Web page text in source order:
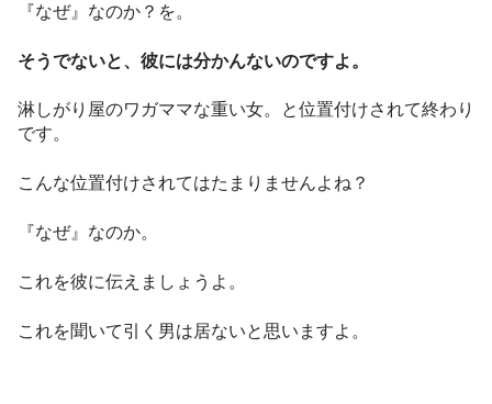
『なぜ』なのか？を。
そうでないと、彼には分かんないのですよ。
淋しがり屋のワガママな重い女。と位置付けされて終わり
です。
こんな位置付けされてはたまりませんよね？
『なぜ』なのか。
これを彼に伝えましょうよ。
これを聞いて引く男は居ないと思いますよ。